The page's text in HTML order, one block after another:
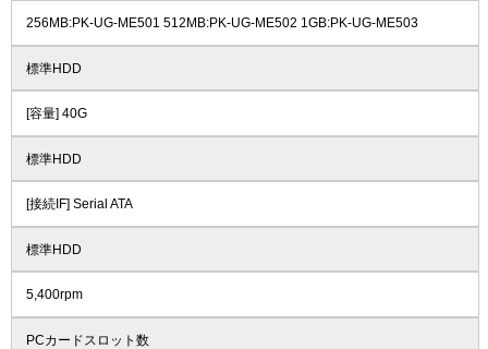
256MB:PK-UG-ME501 512MB:PK-UG-ME502 1GB:PK-UG-ME503
標準HDD
[容量] 40G
標準HDD
[接続IF] Serial ATA
標準HDD
5,400rpm
PCカードスロット数